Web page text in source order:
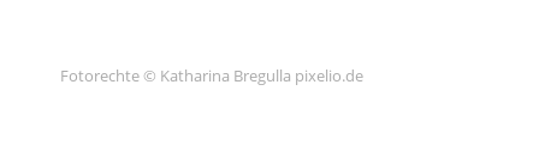
Fotorechte © Katharina Bregulla pixelio.de